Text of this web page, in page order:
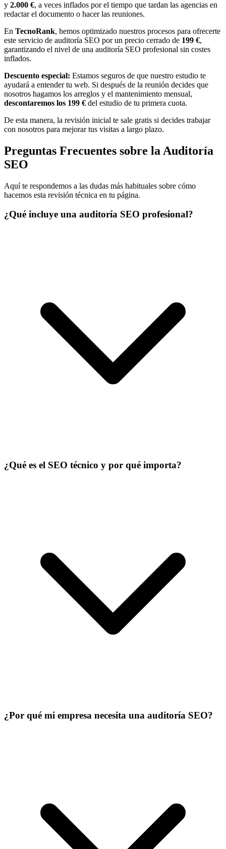
y 2.000 €, a veces inflados por el tiempo que tardan las agencias en
redactar el documento o hacer las reuniones.
En TecnoRank, hemos optimizado nuestros procesos para ofrecerte
este servicio de auditoría SEO por un precio cerrado de 199 €,
garantizando el nivel de una auditoría SEO profesional sin costes
inflados.
Descuento especial: Estamos seguros de que nuestro estudio te
ayudará a entender tu web. Si después de la reunión decides que
nosotros hagamos los arreglos y el mantenimiento mensual,
descontaremos los 199 € del estudio de tu primera cuota.
De esta manera, la revisión inicial te sale gratis si decides trabajar
con nosotros para mejorar tus visitas a largo plazo.
Preguntas Frecuentes sobre la Auditoría
SEO
Aquí te respondemos a las dudas más habituales sobre cómo
hacemos esta revisión técnica en tu página.
¿Qué incluye una auditoría SEO profesional?
¿Qué es el SEO técnico y por qué importa?
¿Por qué mi empresa necesita una auditoría SEO?